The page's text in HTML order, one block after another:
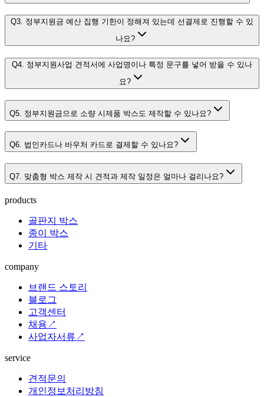
Q3. 정부지원금 예산 집행 기한이 정해져 있는데 선결제로 진행할 수 있
나요?
Q4. 정부지원사업 견적서에 사업명이나 특정 문구를 넣어 받을 수 있나
요?
Q5. 정부지원금으로 소량 시제품 박스도 제작할 수 있나요?
Q6. 법인카드나 바우처 카드로 결제할 수 있나요?
Q7. 맞춤형 박스 제작 시 견적과 제작 일정은 얼마나 걸리나요?
products
골판지 박스
종이 박스
기타
company
브랜드 스토리
블로그
고객센터
채용↗
사업자서류↗
service
견적문의
개인정보처리방침